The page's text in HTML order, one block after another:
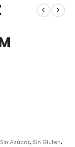
Sin Azúcar, Sin Gluten,